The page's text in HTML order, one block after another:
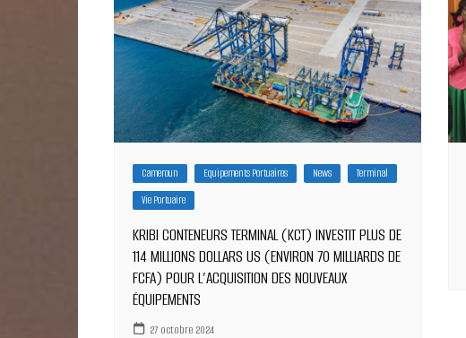
Cameroun Equipements Portuaires News
Terminal
Vie Portuaire
KRIBI CONTENEURS TERMINAL (KCT) INVESTIT PLUS DE
114 MILLIONS DOLLARS US (ENVIRON 70 MILLIARDS DE
FCFA) POUR L’ACQUISITION DES NOUVEAUX
ÉQUIPEMENTS
27 octobre 2024